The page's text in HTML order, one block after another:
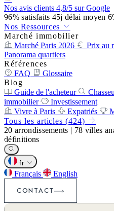
Nos avis clients 4,8/5 sur Google
96%satisfaits 45j délai moyen
Nos Ressources
Marché immobilier
Marché Paris 2026
Prix au
Panorama quartiers
Références
FAQ
Glossaire
Blog
Guide de l'acheteur
immobilier
Investissement
Vivre à Paris
Expatriés
Tous les articles (424)
20 arrondissements | 78 villes
définitions
fr
Français
English
CONTACT